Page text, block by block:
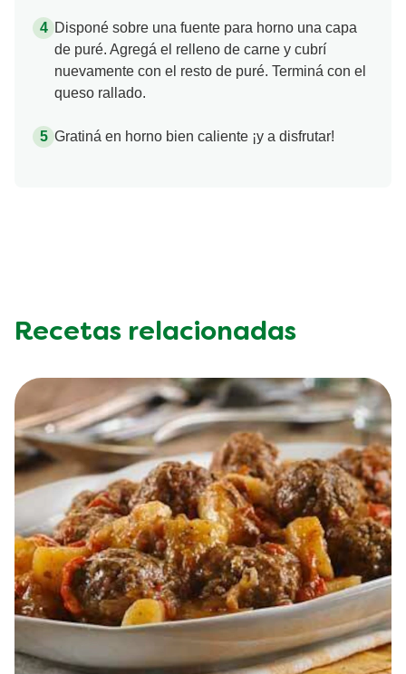
Disponé sobre una fuente para horno una capa
de puré. Agregá el relleno de carne y cubrí
nuevamente con el resto de puré. Terminá con el
queso rallado.
Gratiná en horno bien caliente ¡y a disfrutar!
Recetas relacionadas